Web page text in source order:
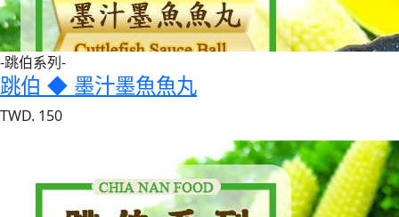
-跳伯系列-
跳伯 ◆ 墨汁墨魚魚丸
TWD. 150